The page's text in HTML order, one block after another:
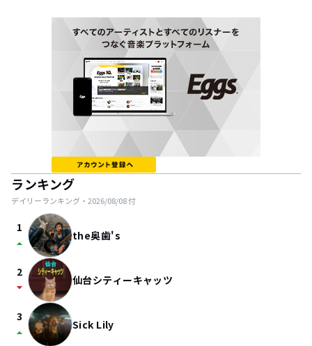
ランキング
デイリーランキング・ 2026/08/08付
1
arrow_drop_up the奥歯's
2
arrow_drop_down 仙台シティーキャッツ
3
arrow_drop_up Sick Lily